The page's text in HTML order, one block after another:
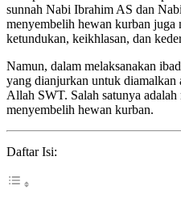
sunnah Nabi Ibrahim AS dan
menyembelih hewan kurban juga
ketundukan, keikhlasan, dan
Namun, dalam melaksanakan
yang dianjurkan untuk diamalkan
Allah SWT. Salah satunya adalah
menyembelih hewan kurban.
Daftar Isi: